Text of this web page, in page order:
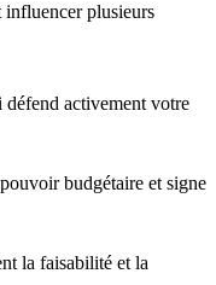
influencer plusieurs
activement votre
budgétaire et signe
la faisabilité et la